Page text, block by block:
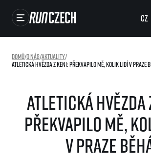
Výsledky
RunCzech Store
Running Mall
Domů/O nás/Aktuality/
Atletická hvězda z Keni: Překvapilo mě, kolik lidí v Praze
Atletická hvězda
Překvapilo mě,
v Praze